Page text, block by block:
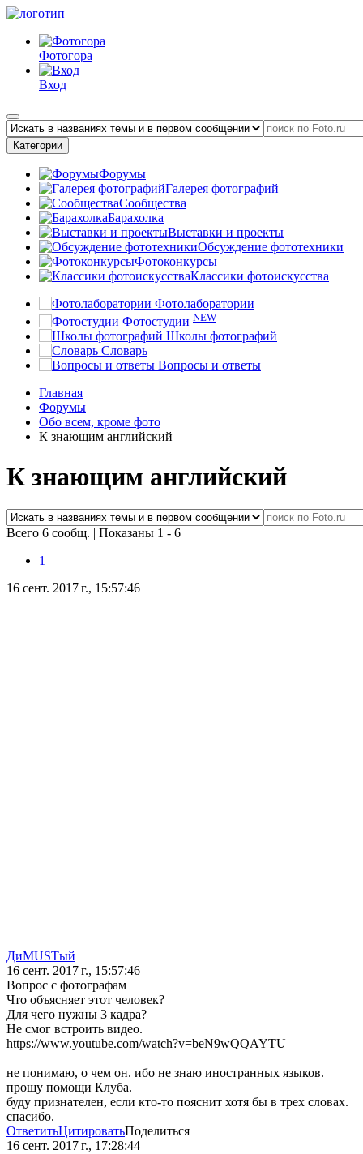
Фотогора
Вход
Категории
Форумы
Галерея фотографий
Сообщества
Барахолка
Выставки и проекты
Обсуждение фототехники
Фотоконкурсы
Классики фотоискусства
Фотолаборатории
Фотостудии NEW
Школы фотографий
Словарь
Вопросы и ответы
Главная
Форумы
Обо всем, кроме фото
К знающим английский
К знающим английский
Всего 6 сообщ. | Показаны 1 - 6
1
16 сент. 2017 г., 15:57:46
ДиMUSTый
16 сент. 2017 г., 15:57:46
Вопрос с фотографам
Что объясняет этот человек?
Для чего нужны 3 кадра?
Не смог встроить видео.
https://www.youtube.com/watch?v=beN9wQQAYTU
не понимаю, о чем он. ибо не знаю иностранных языков.
прошу помощи Клуба.
буду признателен, если кто-то пояснит хотя бы в трех словах.
спасибо.
ОтветитьЦитироватьПоделиться
16 сент. 2017 г., 17:28:44